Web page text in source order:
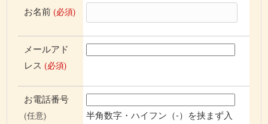
お名前 (必須)
メールアド
レス (必須)
お電話番号
(任意)
半角数字・ハイフン（-）を挟まず入